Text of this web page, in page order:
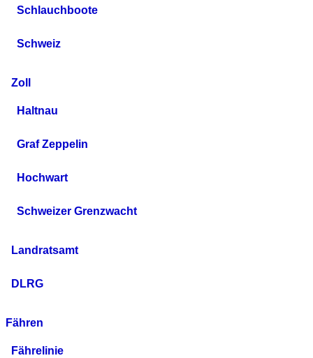
Schlauchboote
Schweiz
Zoll
Haltnau
Graf Zeppelin
Hochwart
Schweizer Grenzwacht
Landratsamt
DLRG
Fähren
Fährelinie